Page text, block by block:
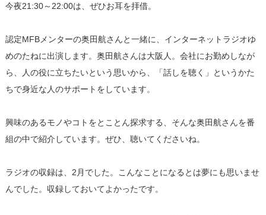
今夜21:30～22:00は、ぜひお耳を拝借。
認定MFBメンターの奥田航さんと一緒に、インターネットラジオゆ
めのたねに出演します。奥田航さんは大阪人。会社にお勤めしなが
ら、人の役に立ちたいという思いから、「話しを聴く」というかた
ちで身近な人のサポートをしています。
興味のあるモノやコトをとことん探求する、そんな奥田航さんを番
組の中で紹介しています。ぜひ、聴いてくださいね。
ラジオの収録は、2月でした。こんなことになるとは夢にも思いませ
んでした。収録しておいてよかったです。